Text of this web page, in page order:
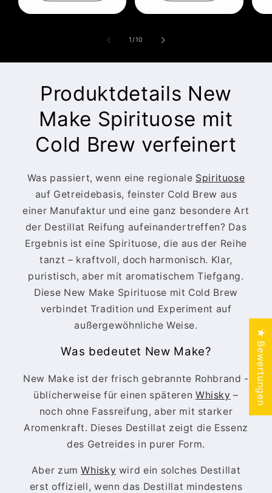
1/von
10
Produktdetails New
Make Spirituose mit
Cold Brew verfeinert
Was passiert, wenn eine regionale Spirituose
auf Getreidebasis, feinster Cold Brew aus
einer Manufaktur und eine ganz besondere Art
der Destillat Reifung aufeinandertreffen? Das
Ergebnis ist eine Spirituose, die aus der Reihe
tanzt – kraftvoll, doch harmonisch. Klar,
puristisch, aber mit aromatischem Tiefgang.
Diese New Make Spirituose mit Cold Brew
verbindet Tradition und Experiment auf
außergewöhnliche Weise.
Was bedeutet New Make?
New Make ist der frisch gebrannte Rohbrand -
üblicherweise für einen späteren Whisky –
noch ohne Fassreifung, aber mit starker
Aromenkraft. Dieses Destillat zeigt die Essenz
des Getreides in purer Form.
Aber zumWhisky wird ein solches Destillat
erst offiziell, wenn das Destillat mindestens
★ Bewertungen